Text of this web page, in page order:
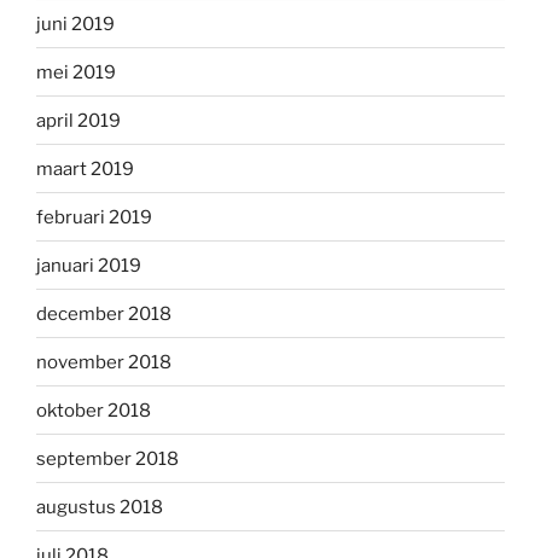
juni 2019
mei 2019
april 2019
maart 2019
februari 2019
januari 2019
december 2018
november 2018
oktober 2018
september 2018
augustus 2018